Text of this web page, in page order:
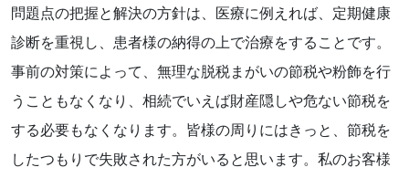
問題点の把握と解決の方針は、医療に例えれば、定期健康
診断を重視し、患者様の納得の上で治療をすることです。
事前の対策によって、無理な脱税まがいの節税や粉飾を行
うこともなくなり、相続でいえば財産隠しや危ない節税を
する必要もなくなります。皆様の周りにはきっと、節税を
したつもりで失敗された方がいると思います。私のお客様